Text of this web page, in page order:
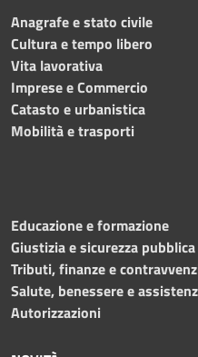
Anagrafe e stato civile
Cultura e tempo libero
Vita lavorativa
Imprese e Commercio
Catasto e urbanistica
Mobilità e trasporti
Educazione e formazione
Giustizia e sicurezza pubblica
Tributi, finanze e
Salute, benessere e
Autorizzazioni